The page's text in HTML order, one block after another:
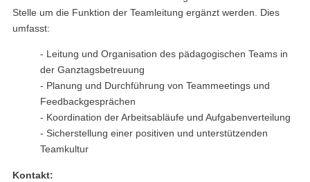
Stelle um die Funktion der Teamleitung ergänzt werden. Dies
umfasst:
- Leitung und Organisation des pädagogischen Teams in
der Ganztagsbetreuung
- Planung und Durchführung von Teammeetings und
Feedbackgesprächen
- Koordination der Arbeitsabläufe und Aufgabenverteilung
- Sicherstellung einer positiven und unterstützenden
Teamkultur
Kontakt: